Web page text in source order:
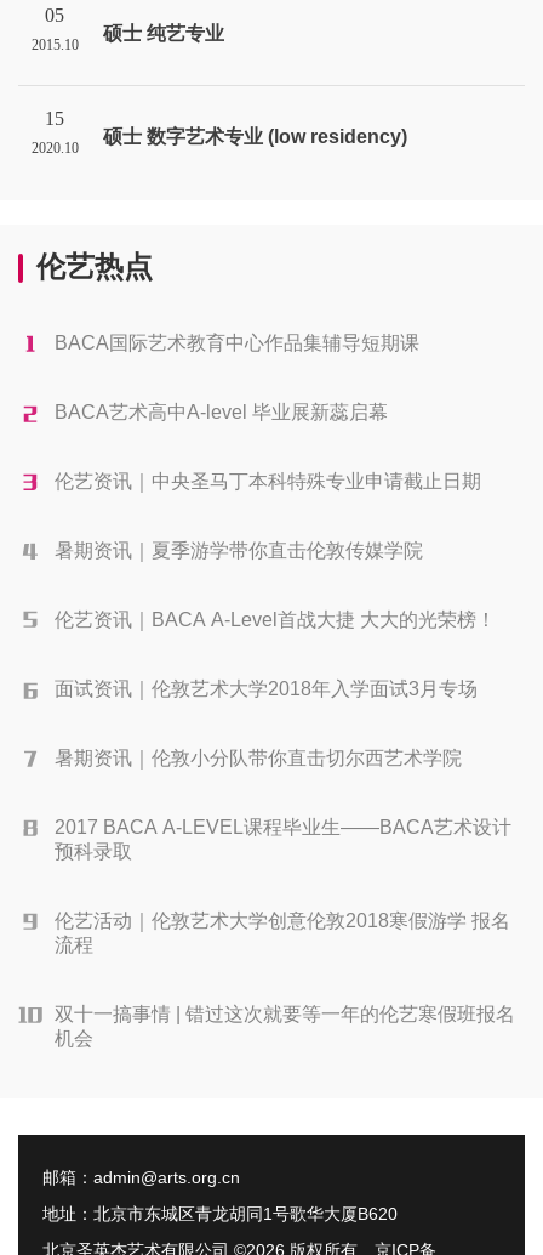
05
2015.10
硕士 纯艺专业
15
2020.10
硕士 数字艺术专业 (low residency)
伦艺热点
BACA国际艺术教育中心作品集辅导短期课
BACA艺术高中A-level 毕业展新蕊启幕
伦艺资讯｜中央圣马丁本科特殊专业申请截止日期
暑期资讯｜夏季游学带你直击伦敦传媒学院
伦艺资讯｜BACA A-Level首战大捷 大大的光荣榜！
面试资讯｜伦敦艺术大学2018年入学面试3月专场
暑期资讯｜伦敦小分队带你直击切尔西艺术学院
2017 BACA A-LEVEL课程毕业生——BACA艺术设计
预科录取
伦艺活动｜伦敦艺术大学创意伦敦2018寒假游学 报名
流程
双十一搞事情 | 错过这次就要等一年的伦艺寒假班报名
机会
邮箱： admin@arts.org.cn
地址：北京市东城区青龙胡同1号歌华大厦B620
北京圣英杰艺术有限公司 ©2026 版权所有 京ICP备